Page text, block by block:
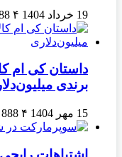
19 خرداد 1404 ۴
داستان کی ام
برندی
15 مهر 1404 ۴ 888